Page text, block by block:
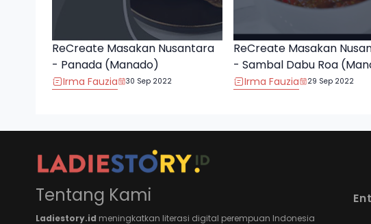
ReCreate Masakan Nusantara
- Panada (Manado)
Irma Fauzia 30 Sep 2022
ReCreate Masakan
- Sambal Dabu Roa
Irma Fauzia 29 Sep 2022
Tentang Kami
Ladiestory.id meningkatkan literasi digital perempuan Indonesia